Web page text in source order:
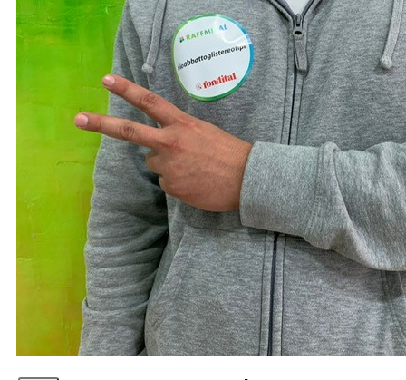
Futura Heroes
|
Precendenti
Expo 2023
Vegetal pavilion
Programma
Incontri
Experience
Relatori
Espositori
Gallery
Videogallery
Expo 2022